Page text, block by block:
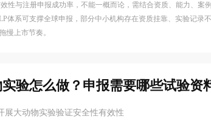
性与注册申报成功率，不能一概而论，需结合资质、能力、案
体系可支撑全球申报，部分中小机构存在资质挂靠、实验记录
慢上市节奏。
验怎么做？申报需要哪些试验资
展大动物实验验证安全性有效性